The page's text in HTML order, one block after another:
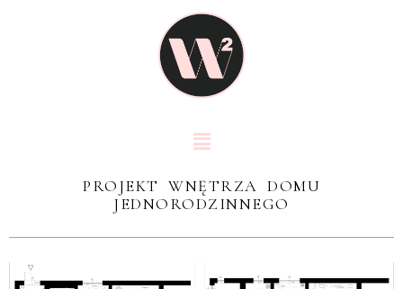
PROJEKT WNĘTRZA DOMU
JEDNORODZINNEGO